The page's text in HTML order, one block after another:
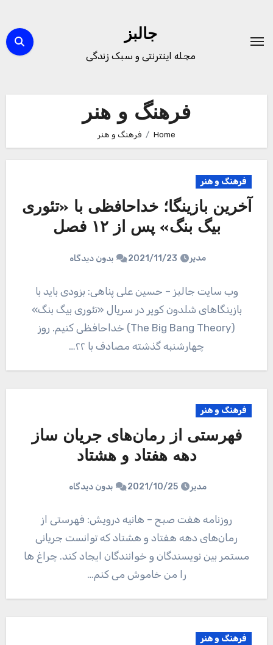
content
جالبز
مجله اینترنتی و سبک زندگی
فرهنگ و هنر
Home فرهنگ و هنر
فرهنگ و هنر
آخرین بازینگا؛ خداحافظی با «تئوری
بیگ بنگ» پس از ۱۲ فصل
مدیر 2021/11/23 بدون دیدگاه
وب سایت جالبز – حسین علی پناهی: بزودی باید با
بازینگاهای شلدون کوپر در سریال «تئوری بیگ بنگ»
(The Big Bang Theory) خداحافظی کنیم. روز
چهارشنبه گذشته مصادف با ۲۲…
فرهنگ و هنر
فهرستی از رمان‌های جریان ساز
دهه هفتاد و هشتاد
مدیر 2021/10/25 بدون دیدگاه
روزنامه هفت صبح – هانیه درویش: فهرستی از
رمان‌های دهه هفتاد و هشتاد که توانست جریانی
مستمر بین نویسندگان و خوانندگان ایجاد کند. چراغ ها
را من خاموش می کنم…
فرهنگ و هنر